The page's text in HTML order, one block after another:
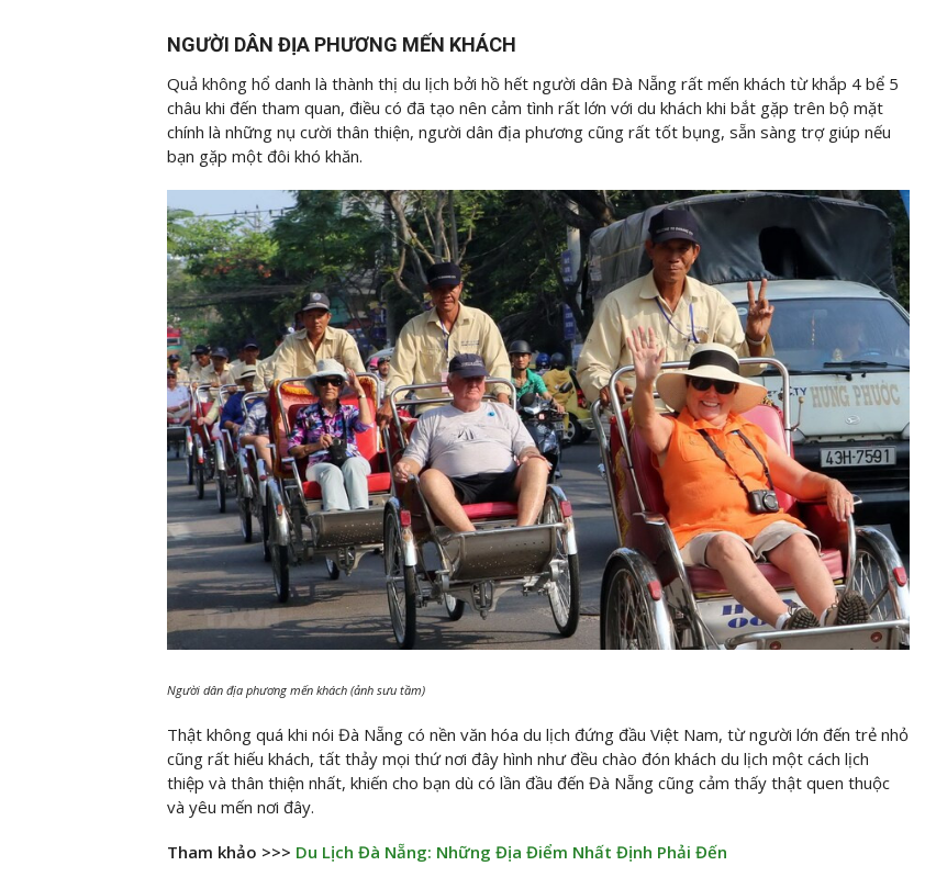
NGƯỜI DÂN ĐỊA PHƯƠNG MẾN KHÁCH
Quả không hổ danh là thành thị du lịch bởi hồ hết người dân Đà Nẵng rất mến khách từ khắp 4 bể 5
châu khi đến tham quan, điều có đã tạo nên cảm tình rất lớn với du khách khi bắt gặp trên bộ mặt
chính là những nụ cười thân thiện, người dân địa phương cũng rất tốt bụng, sẵn sàng trợ giúp nếu
bạn gặp một đôi khó khăn.
Người dân địa phương mến khách (ảnh sưu tầm)
Thật không quá khi nói Đà Nẵng có nền văn hóa du lịch đứng đầu Việt Nam, từ người lớn đến trẻ nhỏ
cũng rất hiếu khách, tất thảy mọi thứ nơi đây hình như đều chào đón khách du lịch một cách lịch
thiệp và thân thiện nhất, khiến cho bạn dù có lần đầu đến Đà Nẵng cũng cảm thấy thật quen thuộc
và yêu mến nơi đây.
Tham khảo >>> Du Lịch Đà Nẵng: Những Địa Điểm Nhất Định Phải Đến